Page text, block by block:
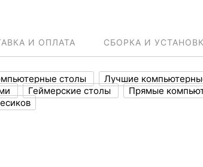
И ОПЛАТА СБОРКА И
столы Лучшие
Геймерские столы Прямые